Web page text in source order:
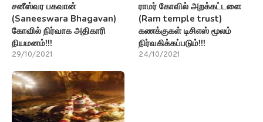
சனீஸ்வர பகவான்
(Saneeswara Bhagavan)
கோவில் நிர்வாக அதிகாரி
நியமனம்!!!
29/10/2021
ராமர் கோவில் அறக்கட்டளை
(Ram temple trust)
கணக்குகள் டிசிஎஸ் மூலம்
நிர்வகிக்கப்படும்!!!
24/10/2021